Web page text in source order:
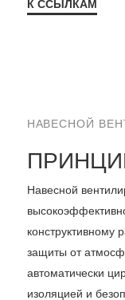
К ССЫЛКАМ
НАВЕСНОЙ
Навесной
защиты от
автоматически
изоляцией и